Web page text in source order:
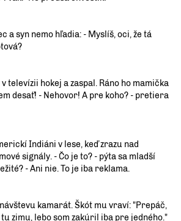
a syn nemo hľadia: - Myslíš, oci, že tá
televízii hokej a zaspal. Ráno ho mamička
desať! - Nehovor! A pre koho? - pretiera
Indiáni v lese, keď zrazu nad
signály. - Čo je to? - pýta sa mladší
- Ani nie. To je iba reklama.
kamarát. Škót mu vraví: "Prepáč,
zimu, lebo som zakúril iba pre jedného."